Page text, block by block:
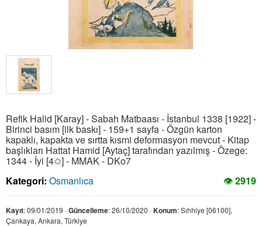
Refik Halid [Karay] - Sabah Matbaası - İstanbul 1338 [1922] -
Birinci basım [ilk baskı] - 159+1 sayfa - Özgün karton
kapaklı, kapakta ve sırtta kısmi deformasyon mevcut - Kitap
başlıkları Hattat Hamid [Aytaç] tarafından yazılmış - Özege:
1344 - İyi [4✩] - MMAK - DKo7
Kategori: Osmanlıca 👁2919
Kayıt: 09/01/2019 ·Güncelleme: 26/10/2020 ·Konum: Sıhhiye [06100],
Çankaya, Ankara, Türkiye